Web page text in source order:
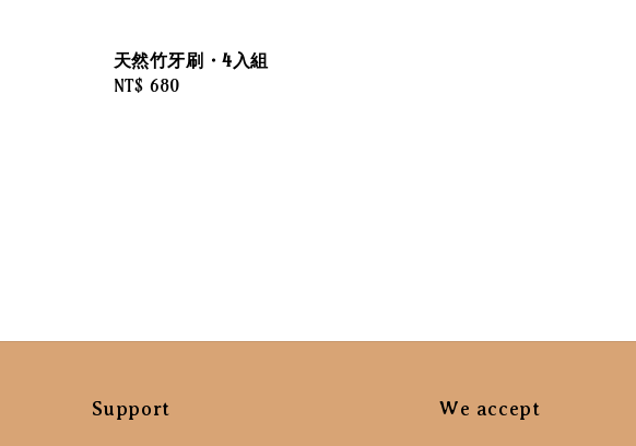
天然竹牙刷・4入組
Regular
NT$ 680
Support We accept